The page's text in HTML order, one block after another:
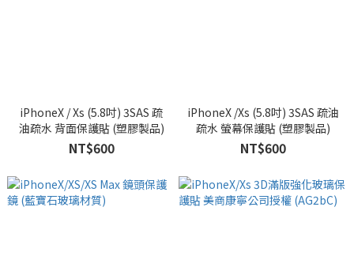
iPhoneX / Xs (5.8吋) 3SAS 疏
油疏水 背面保護貼 (塑膠製品)
NT$600
iPhoneX /Xs (5.8吋) 3SAS 疏油
疏水 螢幕保護貼 (塑膠製品)
NT$600